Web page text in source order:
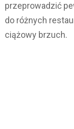
przeprowadzić
do różnych
ciążowy brzuch.